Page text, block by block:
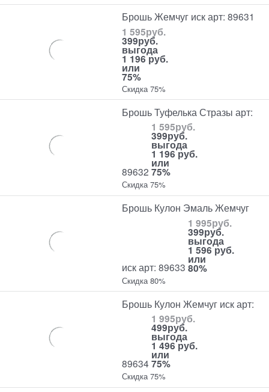
Брошь Жемчуг иск арт: 89631
1 595руб.
399руб.
выгода
1 196 руб.
или
75%
Скидка 75%
Брошь Туфелька Стразы арт:
89632
1 595руб.
399руб.
выгода
1 196 руб.
или
75%
Скидка 75%
Брошь Кулон Эмаль Жемчуг
иск арт: 89633
1 995руб.
399руб.
выгода
1 596 руб.
или
80%
Скидка 80%
Брошь Кулон Жемчуг иск арт:
89634
1 995руб.
499руб.
выгода
1 496 руб.
или
75%
Скидка 75%